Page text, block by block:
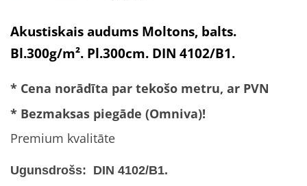
Akustiskais audums Moltons, balts.
Bl.300g/m². Pl.300cm. DIN 4102/B1.
* Cena norādīta par tekošo metru, ar PVN
* Bezmaksas piegāde (Omniva)!
Premium kvalitāte
Ugunsdrošs: DIN 4102/B1.